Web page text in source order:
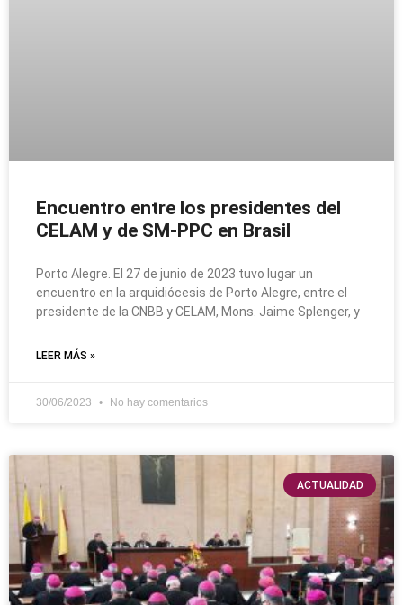
Encuentro entre los presidentes del
CELAM y de SM-PPC en Brasil
Porto Alegre. El 27 de junio de 2023 tuvo lugar un
encuentro en la arquidiócesis de Porto Alegre, entre el
presidente de la CNBB y CELAM, Mons. Jaime Splenger, y
LEER MÁS »
30/06/2023 No hay comentarios
ACTUALIDAD